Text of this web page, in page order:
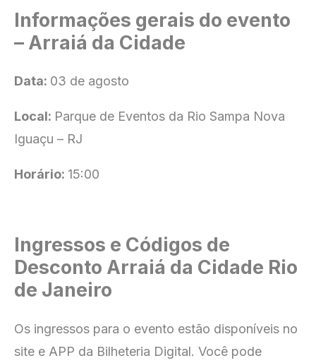
Informações gerais do evento
– Arraiá da Cidade
Data: 03 de agosto
Local: Parque de Eventos da Rio Sampa Nova
Iguaçu – RJ
Horário: 15:00
Ingressos e Códigos de
Desconto Arraiá da Cidade Rio
de Janeiro
Os ingressos para o evento estão disponíveis no
site e APP da Bilheteria Digital. Você pode